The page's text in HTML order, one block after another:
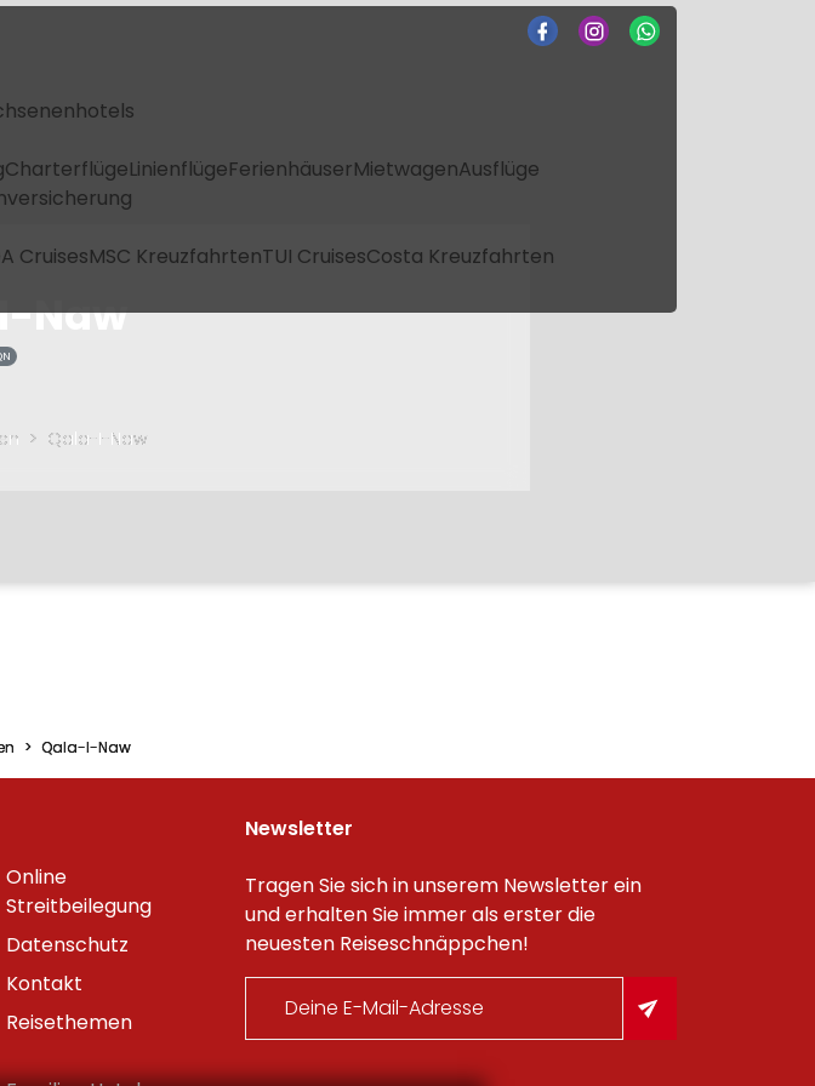
CharterflügeLinienflügeFerienhäuserMietwagenAusflüge
CruisesMSC KreuzfahrtenTUI CruisesCosta Kreuzfahrten
Naw
Qala-I-Naw
Qala-I-Naw
Online
Streitbeilegung
Datenschutz
Kontakt
Reisethemen
Newsletter
Tragen Sie sich in unserem Newsletter ein
und erhalten Sie immer als erster die
neuesten Reiseschnäppchen!